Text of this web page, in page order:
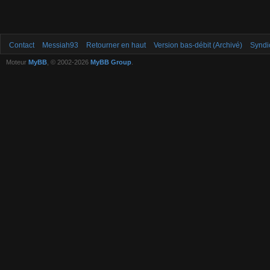
Contact Messiah93 Retourner en haut Version bas-débit (Archivé)
Moteur MyBB , © 2002-2026 MyBB Group